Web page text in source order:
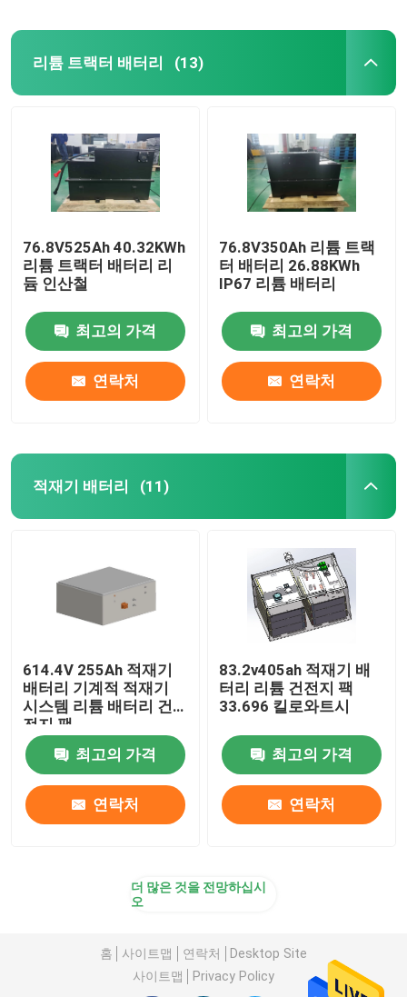
리튬 트랙터 배터리 (13)
76.8V525Ah 40.32KWh
리튬 트랙터 배터리 리
듐 인산철
최고의 가격
연락처
76.8V350Ah 리튬 트랙
터 배터리 26.88KWh
IP67 리튬 배터리
최고의 가격
연락처
적재기 배터리 (11)
614.4V 255Ah 적재기
배터리 기계적 적재기
시스템 리튬 배터리 건
전지 팩
최고의 가격
연락처
83.2v405ah 적재기 배
터리 리튬 건전지 팩
33.696 킬로와트시
최고의 가격
연락처
더 많은 것을 전망하십시
오
홈 사이트맵 연락처
Desktop Site
사이트맵
Privacy Policy